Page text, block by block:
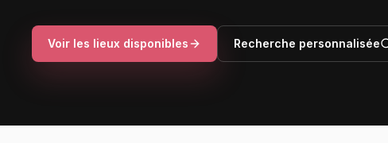
Voir les lieux disponibles Recherche personnalisée